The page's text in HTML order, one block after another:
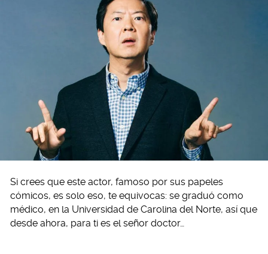
Si crees que este actor, famoso por sus papeles
cómicos, es solo eso, te equivocas: se graduó como
médico, en la Universidad de Carolina del Norte, así que
desde ahora, para ti es el señor doctor…